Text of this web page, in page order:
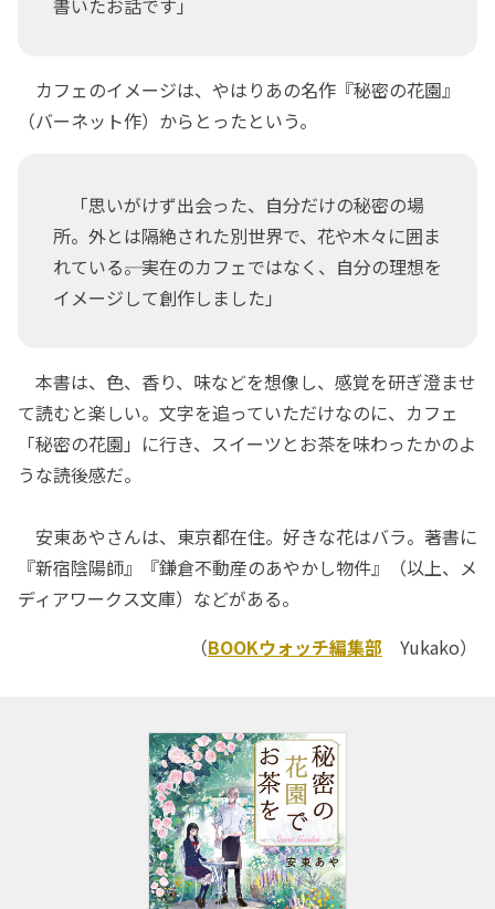
書いたお話です」
カフェのイメージは、やはりあの名作『秘密の花園』
（バーネット作）からとったという。
「思いがけず出会った、自分だけの秘密の場
所。外とは隔絶された別世界で、花や木々に囲ま
れている――。実在のカフェではなく、自分の理想を
イメージして創作しました」
本書は、色、香り、味などを想像し、感覚を研ぎ澄ませ
て読むと楽しい。文字を追っていただけなのに、カフェ
「秘密の花園」に行き、スイーツとお茶を味わったかのよ
うな読後感だ。
安東あやさんは、東京都在住。好きな花はバラ。著書に
『新宿陰陽師』『鎌倉不動産のあやかし物件』（以上、メ
ディアワークス文庫）などがある。
（BOOKウォッチ編集部 Yukako）